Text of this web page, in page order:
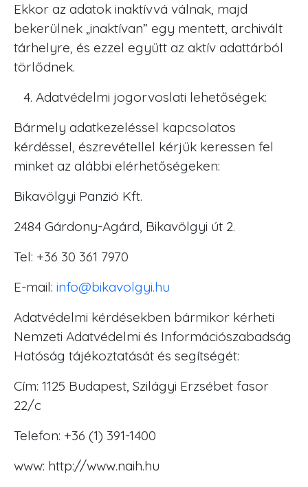
Ekkor az adatok inaktívvá válnak, majd
bekerülnek „inaktívan” egy mentett, archivált
tárhelyre, és ezzel együtt az aktív adattárból
törlődnek.
Adatvédelmi jogorvoslati lehetőségek:
Bármely adatkezeléssel kapcsolatos
kérdéssel, észrevétellel kérjük keressen fel
minket az alábbi elérhetőségeken:
Bikavölgyi Panzió Kft.
2484 Gárdony-Agárd, Bikavölgyi út 2.
Tel: +36 30 361 7970
E-mail: info@bikavolgyi.hu
Adatvédelmi kérdésekben bármikor kérheti
Nemzeti Adatvédelmi és Információszabadság
Hatóság tájékoztatását és segítségét:
Cím: 1125 Budapest, Szilágyi Erzsébet fasor
22/c
Telefon: +36 (1) 391-1400
www: http://www.naih.hu